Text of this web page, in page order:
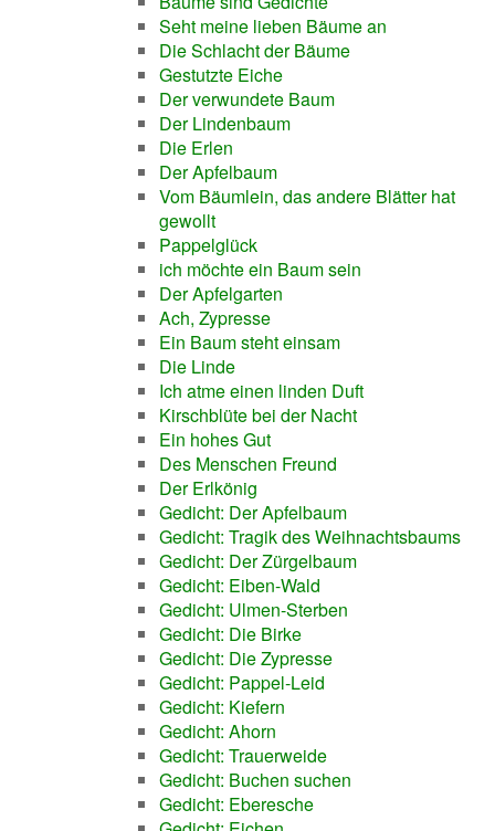
Seht meine lieben Bäume an
Die Schlacht der Bäume
Gestutzte Eiche
Der verwundete Baum
Der Lindenbaum
Die Erlen
Der Apfelbaum
Vom Bäumlein, das andere Blätter hat
gewollt
Pappelglück
ich möchte ein Baum sein
Der Apfelgarten
Ach, Zypresse
Ein Baum steht einsam
Die Linde
Ich atme einen linden Duft
Kirschblüte bei der Nacht
Ein hohes Gut
Des Menschen Freund
Der Erlkönig
Gedicht: Der Apfelbaum
Gedicht: Tragik des Weihnachtsbaums
Gedicht: Der Zürgelbaum
Gedicht: Eiben-Wald
Gedicht: Ulmen-Sterben
Gedicht: Die Birke
Gedicht: Die Zypresse
Gedicht: Pappel-Leid
Gedicht: Kiefern
Gedicht: Ahorn
Gedicht: Trauerweide
Gedicht: Buchen suchen
Gedicht: Eberesche